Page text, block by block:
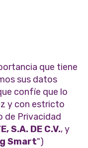
que tiene
sus datos
confíe que lo
y con estricto
de Privacidad
S.A. DE C.V., y
Smart")